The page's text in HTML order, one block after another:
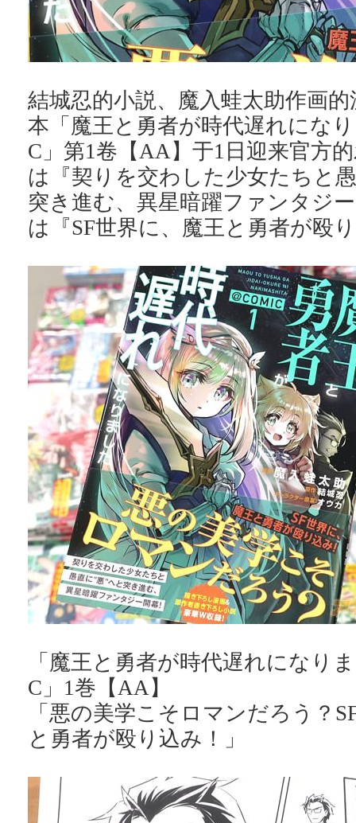
結城忍的小説、魔入蛙太助作画
本「魔王と勇者が時代遅れにな
C」第1卷【AA】于1日迎来官方
は『契りを交わした少女たちと
突き進む、異星暗躍ファンタジ
は『SF世界に、魔王と勇者が殴
「魔王と勇者が時代遅れになり
C」1巻【AA】
「悪の美学こそロマンだろう？
と勇者が殴り込み！」